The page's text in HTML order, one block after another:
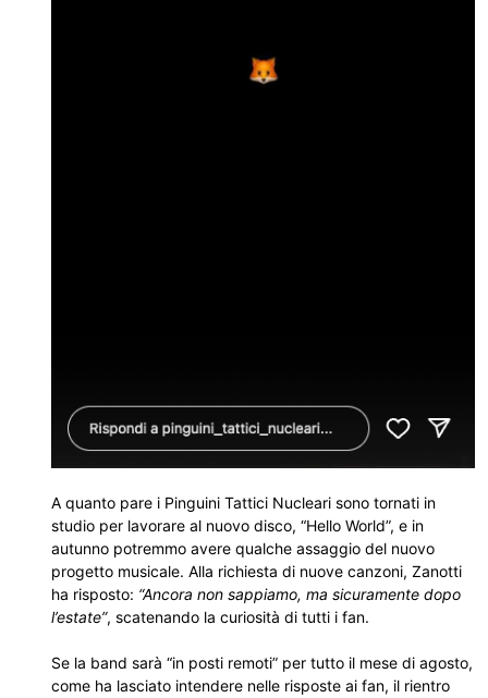
A quanto pare i Pinguini Tattici Nucleari sono tornati in
studio per lavorare al nuovo disco, “Hello World”, e in
autunno potremmo avere qualche assaggio del nuovo
progetto musicale. Alla richiesta di nuove canzoni, Zanotti
ha risposto: “Ancora non sappiamo, ma sicuramente dopo
l’estate”, scatenando la curiosità di tutti i fan.
Se la band sarà “in posti remoti” per tutto il mese di agosto,
come ha lasciato intendere nelle risposte ai fan, il rientro